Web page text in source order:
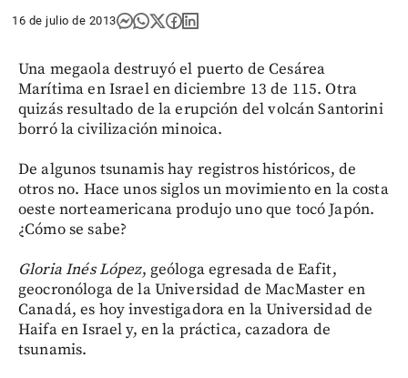
16 de julio de 2013
Una megaola destruyó el puerto de Cesárea
Marítima en Israel en diciembre 13 de 115. Otra
quizás resultado de la erupción del volcán Santorini
borró la civilización minoica.
De algunos tsunamis hay registros históricos, de
otros no. Hace unos siglos un movimiento en la costa
oeste norteamericana produjo uno que tocó Japón.
¿Cómo se sabe?
Gloria Inés López, geóloga egresada de Eafit,
geocronóloga de la Universidad de MacMaster en
Canadá, es hoy investigadora en la Universidad de
Haifa en Israel y, en la práctica, cazadora de
tsunamis.